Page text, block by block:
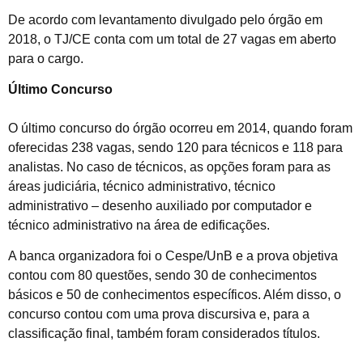
De acordo com levantamento divulgado pelo órgão em
2018, o TJ/CE conta com um total de 27 vagas em aberto
para o cargo.
Último Concurso
O último concurso do órgão ocorreu em 2014, quando foram
oferecidas 238 vagas, sendo 120 para técnicos e 118 para
analistas. No caso de técnicos, as opções foram para as
áreas judiciária, técnico administrativo, técnico
administrativo – desenho auxiliado por computador e
técnico administrativo na área de edificações.
A banca organizadora foi o Cespe/UnB e a prova objetiva
contou com 80 questões, sendo 30 de conhecimentos
básicos e 50 de conhecimentos específicos. Além disso, o
concurso contou com uma prova discursiva e, para a
classificação final, também foram considerados títulos.